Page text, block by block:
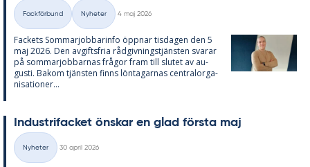
Kategorier
Fackförbund Nyheter
4 maj 2026
Fac­kets Som­mar­job­ba­rin­fo öpp­nar tis­da­gen den 5
maj 2026. Den av­gifts­fria råd­giv­nings­tjäns­ten sva­rar
på som­mar­job­bar­nas frå­gor fram till slu­tet av au­
gusti. Bakom tjäns­ten fin­ns lön­ta­gar­nas cen­tral­or­ga­
ni­sa­tio­ner...
In­du­stri­fac­ket öns­kar en glad förs­ta maj
Kategorier
Nyheter
30 april 2026